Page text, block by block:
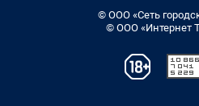
© ООО «Сеть
© ООО «Интернет